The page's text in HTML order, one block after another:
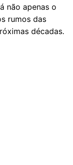
não apenas o
rumos das
décadas.